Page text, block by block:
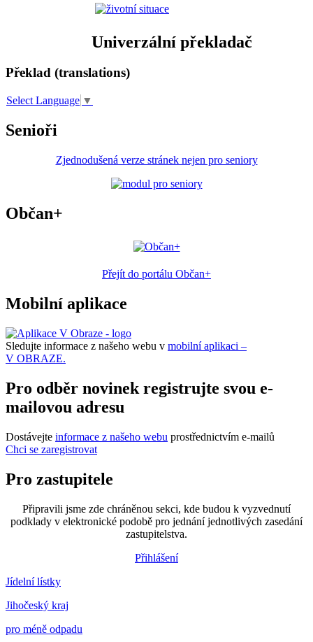
Univerzální překladač
Překlad (translations)
Select Language ▼
Senioři
Zjednodušená verze stránek nejen pro seniory
Občan+
Přejít do portálu Občan+
Mobilní aplikace
Sledujte informace z našeho webu v mobilní aplikaci –
V OBRAZE.
Pro odběr novinek registrujte svou e-
mailovou adresu
Dostávejte informace z našeho webu prostřednictvím e-mailů
Chci se zaregistrovat
Pro zastupitele
Připravili jsme zde chráněnou sekci, kde budou k vyzvednutí
podklady v elektronické podobě pro jednání jednotlivých zasedání
zastupitelstva.
Přihlášení
Jídelní lístky
Jihočeský kraj
pro méně odpadu